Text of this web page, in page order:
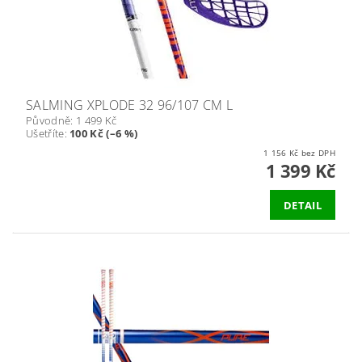
SALMING XPLODE 32 96/107 CM L
Původně: 1 499 Kč
Ušetříte: 100 Kč (–6 %)
1 156 Kč bez DPH
1 399 Kč
DETAIL